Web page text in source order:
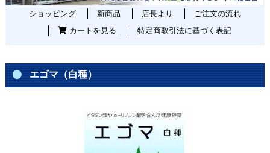
ショッピング 新商品 店長より
ご注文の流れ
カートを見る
特定商取引法に基づく表記
エゴマ（白種）